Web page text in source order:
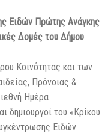
Ειδών Πρώτης Ανάγκης
Δομές του Δήμου
Κοινότητας και των
Πρόνοιας &
Ημέρα
δημιουργοί του «Κρίκου
Ειδών